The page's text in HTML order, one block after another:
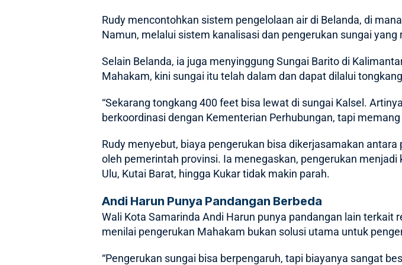
Rudy mencontohkan sistem pengelolaan air di Belanda, di
Namun, melalui sistem kanalisasi dan pengerukan sungai
Selain Belanda, ia juga menyinggung Sungai Barito di
Mahakam, kini sungai itu telah dalam dan dapat dilalui
“Sekarang tongkang 400 feet bisa lewat di sungai Kalsel.
berkoordinasi dengan Kementerian Perhubungan, tapi
Rudy menyebut, biaya pengerukan bisa dikerjasamakan
oleh pemerintah provinsi. Ia menegaskan, pengerukan
Ulu, Kutai Barat, hingga Kukar tidak makin parah.
Andi Harun Punya Pandangan Berbeda
Wali Kota Samarinda Andi Harun punya pandangan lain
menilai pengerukan Mahakam bukan solusi utama untuk
“Pengerukan sungai bisa berpengaruh, tapi biayanya sangat